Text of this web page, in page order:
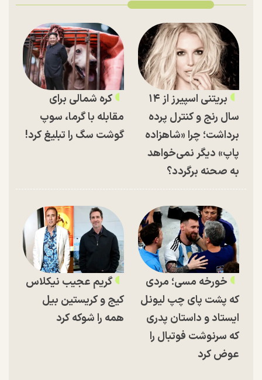
بریتنی اسپیرز از ۱۴
سال رنج و کنترل پرده
برداشت؛ چرا «شاهزاده
پاپ» دیگر نمی‌خواهد
به صحنه برگردد؟
کره شمالی برای
مقابله با گرما، سوپ
گوشت سگ را تبلیغ کرد!
خورخه مسی؛ مردی
که پشت پای چپ لیونل
ایستاد و داستان پدری
که سرنوشت فوتبال را
عوض کرد
گریم عجیب نیکلاس
کیج و کریستین بیل
همه را شوکه کرد